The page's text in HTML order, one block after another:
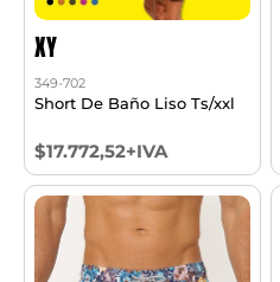
XY
349-702
Short De Baño Liso Ts/xxl
$17.772,52+IVA